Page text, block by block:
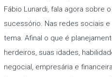
Fábio Lunardi, fala agora sobre
sucessório. Nas redes sociais
tema. Afinal o que é
herdeiros, suas idades,
negocial, empresária e